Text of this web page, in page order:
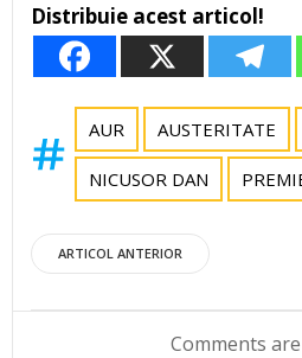
Distribuie acest articol!
AUR AUSTERITATE
NICUSOR DAN
Post
navigation
ARTICOL ANTERIOR
Comments